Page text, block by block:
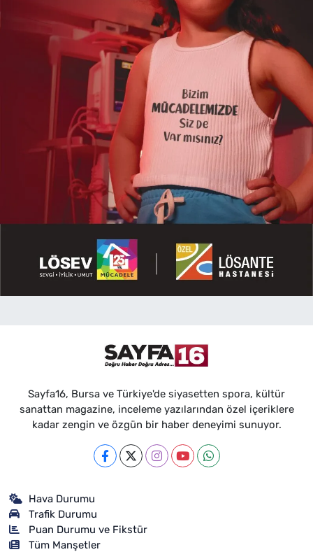
Sayfa16, Bursa ve Türkiye'de siyasetten spora, kültür
sanattan magazine, inceleme yazılarından özel içeriklere
kadar zengin ve özgün bir haber deneyimi sunuyor.
Hava Durumu
Trafik Durumu
Puan Durumu ve Fikstür
Tüm Manşetler